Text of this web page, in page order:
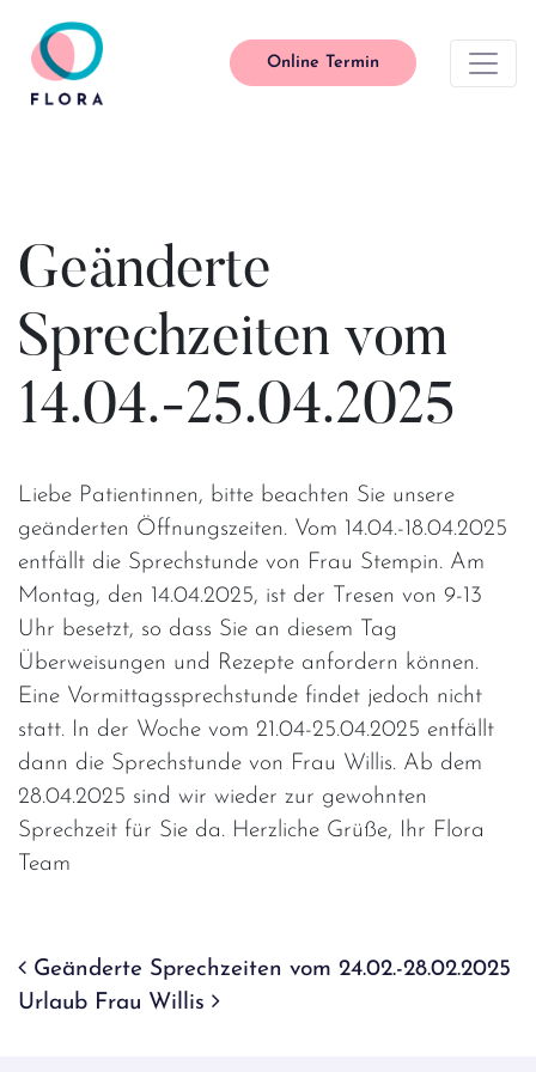
Main Navigation
Online Termin
Geänderte
Sprechzeiten vom
14.04.-25.04.2025
Liebe Patientinnen, bitte beachten Sie unsere
geänderten Öffnungszeiten. Vom 14.04.-18.04.2025
entfällt die Sprechstunde von Frau Stempin. Am
Montag, den 14.04.2025, ist der Tresen von 9-13
Uhr besetzt, so dass Sie an diesem Tag
Überweisungen und Rezepte anfordern können.
Eine Vormittagssprechstunde findet jedoch nicht
statt. In der Woche vom 21.04-25.04.2025 entfällt
dann die Sprechstunde von Frau Willis. Ab dem
28.04.2025 sind wir wieder zur gewohnten
Sprechzeit für Sie da. Herzliche Grüße, Ihr Flora
Team
Beitrags-Navigation
Geänderte Sprechzeiten vom 24.02.-28.02.2025
Urlaub Frau Willis